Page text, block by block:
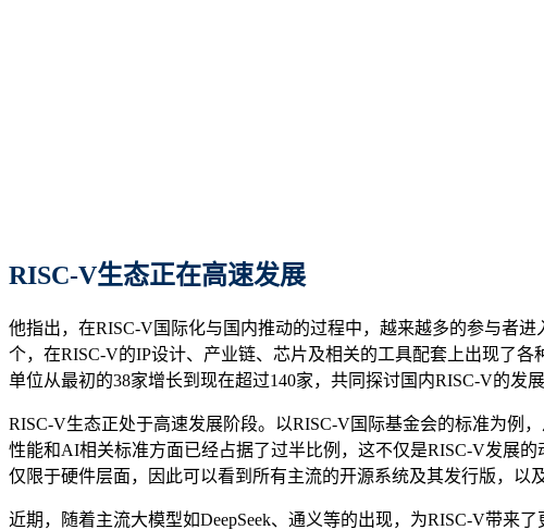
RISC-V生态正在高速发展
他指出，在RISC-V国际化与国内推动的过程中，越来越多的参与者
个，在RISC-V的IP设计、产业链、芯片及相关的工具配套上出现了
单位从最初的38家增长到现在超过140家，共同探讨国内RISC-V的发展
RISC-V生态正处于高速发展阶段。以RISC-V国际基金会的标准为例
性能和AI相关标准方面已经占据了过半比例，这不仅是RISC-V发展
仅限于硬件层面，因此可以看到所有主流的开源系统及其发行版，以
近期，随着主流大模型如DeepSeek、通义等的出现，为RISC-V带来